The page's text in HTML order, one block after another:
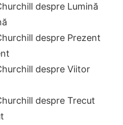
despre Lumină
despre Prezent
despre Viitor
despre Trecut